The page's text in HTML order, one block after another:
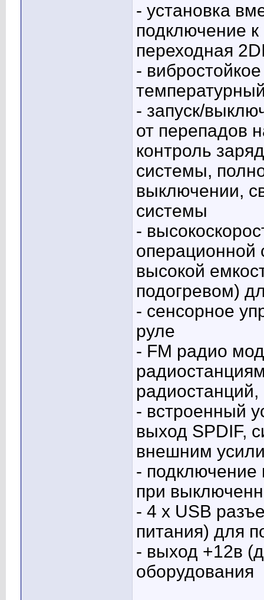
- установка
подключение
переходная
-
- запуск/
от перепадов
контроль
системы,
выключении,
системы
-
операционной
высокой
подогревом)
- сенсорное
руле
- FM радио
радиостанций,
- встроенный
выход SPDIF,
внешним
- подключение
при
- 4 x USB
питания) для
- выход +12в
оборудования